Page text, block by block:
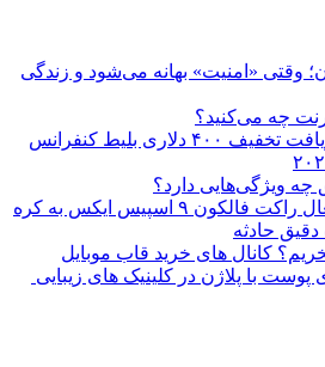
وقتی «امنیت» بهانه می‌شود و زندگی
چه می‌کنید؟
فرصت استثنایی: دریافت تخفیف ۴۰۰ دلاری بلیط کنفرانس
چه ویژگی‌هایی دارد؟
برخورد قطعه غیرفعال راکت فالکون ۹ اسپیس ایکس به کره
حادثه
کانال های خرید قاب موبایل
با پلاژن در کلینیک های زیبایی